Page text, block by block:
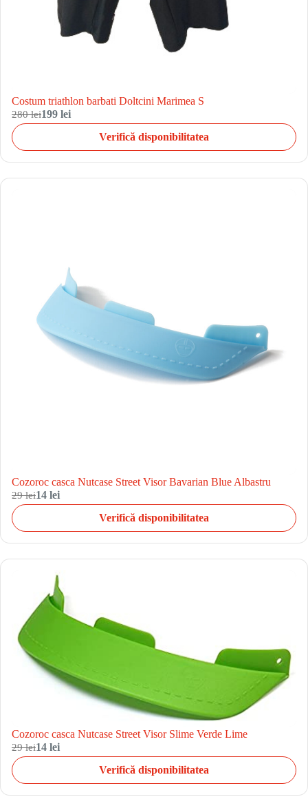
Costum triathlon barbati Doltcini Marimea S
280 lei199 lei
Verifică disponibilitatea
Cozoroc casca Nutcase Street Visor Bavarian Blue Albastru
29 lei14 lei
Verifică disponibilitatea
Cozoroc casca Nutcase Street Visor Slime Verde Lime
29 lei14 lei
Verifică disponibilitatea